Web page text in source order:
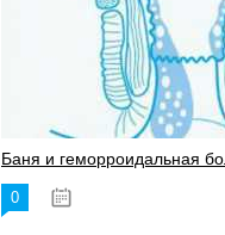
Баня и геморроидальная
0